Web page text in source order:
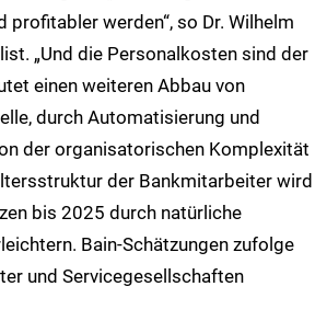
werden“, so Dr. Wilhelm
„Und die Personalkosten sind der
einen weiteren Abbau von
durch Automatisierung und
der organisatorischen Komplexität
der Bankmitarbeiter wird
bis 2025 durch natürliche
Bain-Schätzungen zufolge
und Servicegesellschaften